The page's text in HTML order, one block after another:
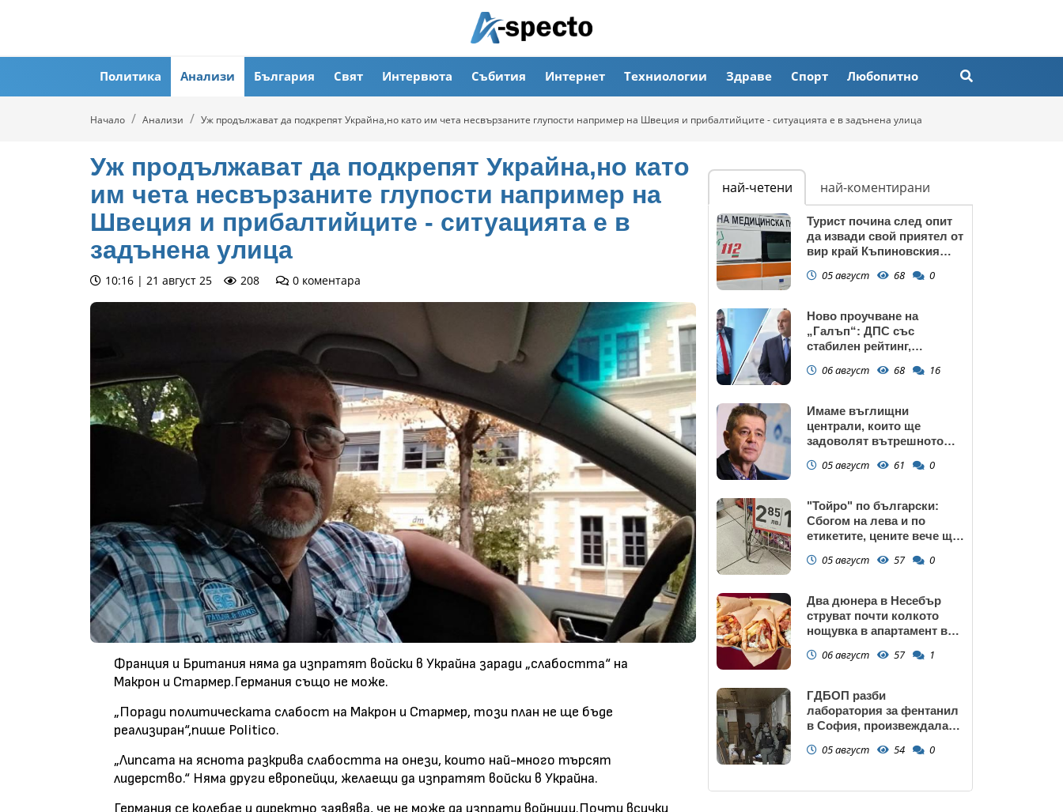
Политика Анализи България Свят Интервюта Събития Интернет Техниологии Здраве Спорт Любопитно
Начало Анализи Уж продължават да подкрепят Украйна,но като им чета несвързаните глупости например на Швеция и прибалтийците - ситуацията е в задънена улица
Уж продължават да подкрепят Украйна,но като
им чета несвързаните глупости например на
Швеция и прибалтийците - ситуацията е в
задънена улица
10:16 | 21 август 25 208 0 коментара
Франция и Британия няма да изпратят войски в Украйна заради „слабостта“ на
Макрон и Стармер.Германия също не може.
„Поради политическата слабост на Макрон и Стармер, този план не ще бъде
реализиран“,пише Politico.
„Липсата на яснота разкрива слабостта на онези, които най-много търсят
лидерство.“ Няма други европейци, желаещи да изпратят войски в Украйна.
Германия се колебае и директно заявява, че не може да изпрати войници.Почти всички
най-четени най-коментирани
Турист почина след опит
да извади свой приятел от
вир край Къпиновския
05 август 68 0
Ново проучване на
„Галъп“: ДПС със
стабилен рейтинг,
запазва
06 август 68 16
Имаме въглищни
централи, които ще
задоволят вътрешното
05 август 61 0
"Тойро" по български:
Сбогом на лева и по
етикетите, цените вече ще
05 август 57 0
Два дюнера в Несебър
струват почти колкото
нощувка в апартамент в
06 август 57 1
ГДБОП разби
лаборатория за фентанил
в София, произвеждала
(снимки)
05 август 54 0